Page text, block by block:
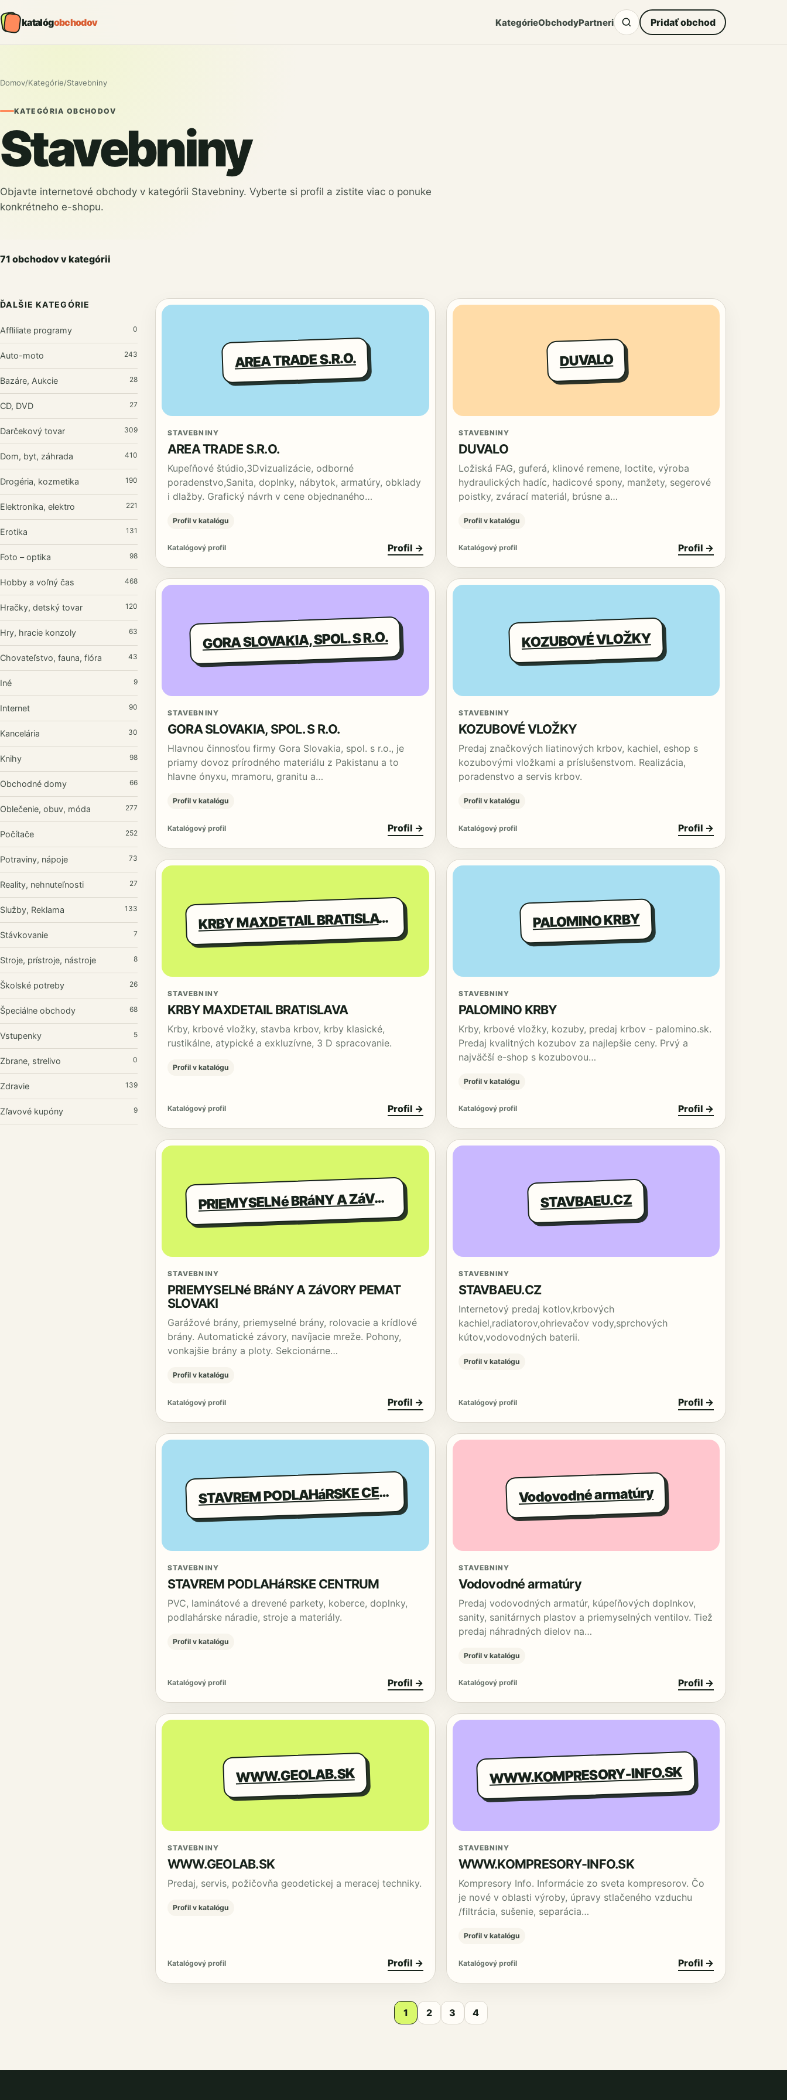
katalógobchodov KategórieObchodyPartneri Pridať obchod
Domov/Kategórie/Stavebniny
KATEGÓRIA OBCHODOV
Stavebniny
Objavte internetové obchody v kategórii Stavebniny. Vyberte si profil a zistite viac o ponuke
konkrétneho e-shopu.
71 obchodov v kategórii
ĎALŠIE KATEGÓRIE
Affliliate programy 0
Auto-moto 243
Bazáre, Aukcie 28
CD, DVD 27
Darčekový tovar 309
Dom, byt, záhrada 410
Drogéria, kozmetika 190
Elektronika, elektro 221
Erotika 131
Foto – optika 98
Hobby a voľný čas 468
Hračky, detský tovar 120
Hry, hracie konzoly 63
Chovateľstvo, fauna, flóra 43
Iné 9
Internet 90
Kancelária 30
Knihy 98
Obchodné domy 66
Oblečenie, obuv, móda 277
Počítače 252
Potraviny, nápoje 73
Reality, nehnuteľnosti 27
Služby, Reklama 133
Stávkovanie 7
Stroje, prístroje, nástroje 8
Školské potreby 26
Špeciálne obchody 68
Vstupenky 5
Zbrane, strelivo 0
Zdravie 139
Zľavové kupóny 9
AREA TRADE S.R.O.
STAVEBNINY
AREA TRADE S.R.O.
Kupeľňové štúdio,3Dvizualizácie, odborné
poradenstvo,Sanita, doplnky, nábytok, armatúry, obklady
i dlažby. Grafický návrh v cene objednaného…
Profil v katalógu
Katalógový profil Profil →
DUVALO
STAVEBNINY
DUVALO
Ložiská FAG, guferá, klinové remene, loctite, výroba
hydraulických hadíc, hadicové spony, manžety, segerové
poistky, zvárací materiál, brúsne a…
Profil v katalógu
Katalógový profil Profil →
GORA SLOVAKIA, SPOL. S R.O.
STAVEBNINY
GORA SLOVAKIA, SPOL. S R.O.
Hlavnou činnosťou firmy Gora Slovakia, spol. s r.o., je
priamy dovoz prírodného materiálu z Pakistanu a to
hlavne ónyxu, mramoru, granitu a…
Profil v katalógu
Katalógový profil Profil →
KOZUBOVÉ VLOŽKY
STAVEBNINY
KOZUBOVÉ VLOŽKY
Predaj značkových liatinových krbov, kachiel, eshop s
kozubovými vložkami a príslušenstvom. Realizácia,
poradenstvo a servis krbov.
Profil v katalógu
Katalógový profil Profil →
K
RBY MAXDETAIL BRATISLAVA
STAVEBNINY
KRBY MAXDETAIL BRATISLAVA
Krby, krbové vložky, stavba krbov, krby klasické,
rustikálne, atypické a exkluzívne, 3 D spracovanie.
Profil v katalógu
Katalógový profil Profil →
PALOMINO KRBY
STAVEBNINY
PALOMINO KRBY
Krby, krbové vložky, kozuby, predaj krbov - palomino.sk.
Predaj kvalitných kozubov za najlepšie ceny. Prvý a
najväčší e-shop s kozubovou…
Profil v katalógu
Katalógový profil Profil →
PRIEMYSELNé BRáNY A ZáVORY PEMAT SLOVAKI
STAVEBNINY
PRIEMYSELNé BRáNY A ZáVORY PEMAT
SLOVAKI
Garážové brány, priemyselné brány, rolovacie a krídlové
brány. Automatické závory, navíjacie mreže. Pohony,
vonkajšie brány a ploty. Sekcionárne…
Profil v katalógu
Katalógový profil Profil →
STAVBAEU.CZ
STAVEBNINY
STAVBAEU.CZ
Internetový predaj kotlov,krbových
kachiel,radiatorov,ohrievačov vody,sprchových
kútov,vodovodných baterii.
Profil v katalógu
Katalógový profil Profil →
STAVREM PODLAHáRSKE CENTRUM
STAVEBNINY
STAVREM PODLAHáRSKE CENTRUM
PVC, laminátové a drevené parkety, koberce, doplnky,
podlahárske náradie, stroje a materiály.
Profil v katalógu
Katalógový profil Profil →
Vodovodné armatúry
STAVEBNINY
Vodovodné armatúry
Predaj vodovodných armatúr, kúpeľňových doplnkov,
sanity, sanitárnych plastov a priemyselných ventilov. Tiež
predaj náhradných dielov na…
Profil v katalógu
Katalógový profil Profil →
WWW.GEOLAB.SK
STAVEBNINY
WWW.GEOLAB.SK
Predaj, servis, požičovňa geodetickej a meracej techniky.
Profil v katalógu
Katalógový profil Profil →
WWW.KOMPRESORY-INFO.SK
STAVEBNINY
WWW.KOMPRESORY-INFO.SK
Kompresory Info. Informácie zo sveta kompresorov. Čo
je nové v oblasti výroby, úpravy stlačeného vzduchu
/filtrácia, sušenie, separácia…
Profil v katalógu
Katalógový profil Profil →
1 2 3 4